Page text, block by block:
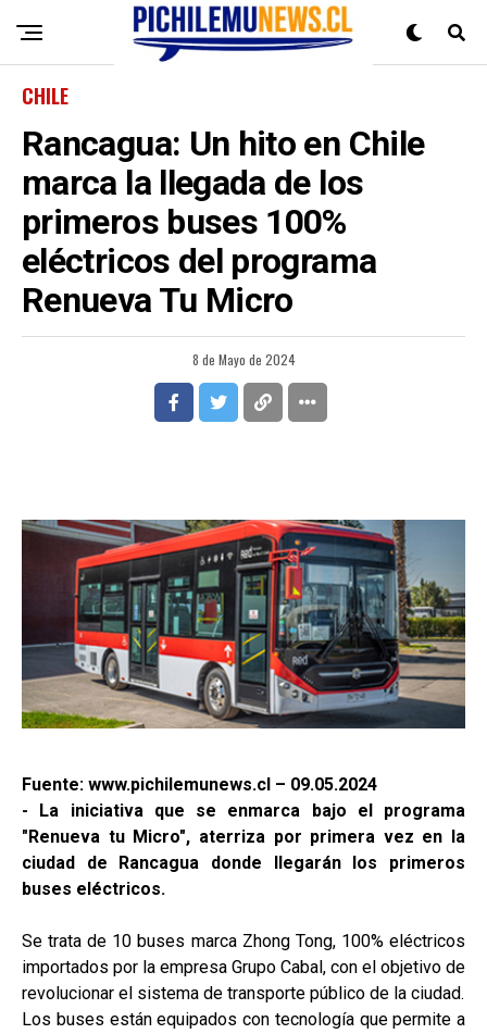
CHILE
Rancagua: Un hito en Chile
marca la llegada de los
primeros buses 100%
eléctricos del programa
Renueva Tu Micro
8 de Mayo de 2024
Fuente: www.pichilemunews.cl – 09.05.2024
- La iniciativa que se enmarca bajo el programa
"Renueva tu Micro", aterriza por primera vez en la
ciudad de Rancagua donde llegarán los primeros
buses eléctricos.
Se trata de 10 buses marca Zhong Tong, 100% eléctricos
importados por la empresa Grupo Cabal, con el objetivo de
revolucionar el sistema de transporte público de la ciudad.
Los buses están equipados con tecnología que permite a